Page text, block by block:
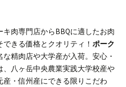
キ肉専門店からBBQに適したお肉
きる価格とクオリティ！ ポーク
精肉店や大学産が入荷。安心・
、八ヶ岳中央農業実践大学校産や
・信州産にできる限りこだわ